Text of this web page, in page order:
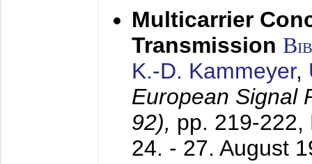
Multicarrier
Transmission
K.-D. Kammeyer,
European Signal
92), pp. 219-222,
24. - 27. August